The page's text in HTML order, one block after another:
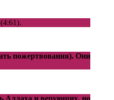
(4:61).
пожертвования). Они
Аллаха и верующих, но